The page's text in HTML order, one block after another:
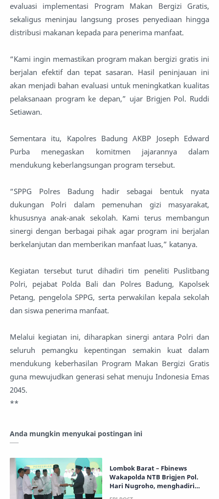
evaluasi implementasi Program Makan Bergizi Gratis,
sekaligus meninjau langsung proses penyediaan hingga
distribusi makanan kepada para penerima manfaat.
“Kami ingin memastikan program makan bergizi gratis ini
berjalan efektif dan tepat sasaran. Hasil peninjauan ini
akan menjadi bahan evaluasi untuk meningkatkan kualitas
pelaksanaan program ke depan,” ujar Brigjen Pol. Ruddi
Setiawan.
Sementara itu, Kapolres Badung AKBP Joseph Edward
Purba menegaskan komitmen jajarannya dalam
mendukung keberlangsungan program tersebut.
“SPPG Polres Badung hadir sebagai bentuk nyata
dukungan Polri dalam pemenuhan gizi masyarakat,
khususnya anak-anak sekolah. Kami terus membangun
sinergi dengan berbagai pihak agar program ini berjalan
berkelanjutan dan memberikan manfaat luas,” katanya.
Kegiatan tersebut turut dihadiri tim peneliti Puslitbang
Polri, pejabat Polda Bali dan Polres Badung, Kapolsek
Petang, pengelola SPPG, serta perwakilan kepala sekolah
dan siswa penerima manfaat.
Melalui kegiatan ini, diharapkan sinergi antara Polri dan
seluruh pemangku kepentingan semakin kuat dalam
mendukung keberhasilan Program Makan Bergizi Gratis
guna mewujudkan generasi sehat menuju Indonesia Emas
2045.
**
Anda mungkin menyukai postingan ini
Lombok Barat – Fbinews
Wakapolda NTB Brigjen Pol.
Hari Nugroho, menghadiri